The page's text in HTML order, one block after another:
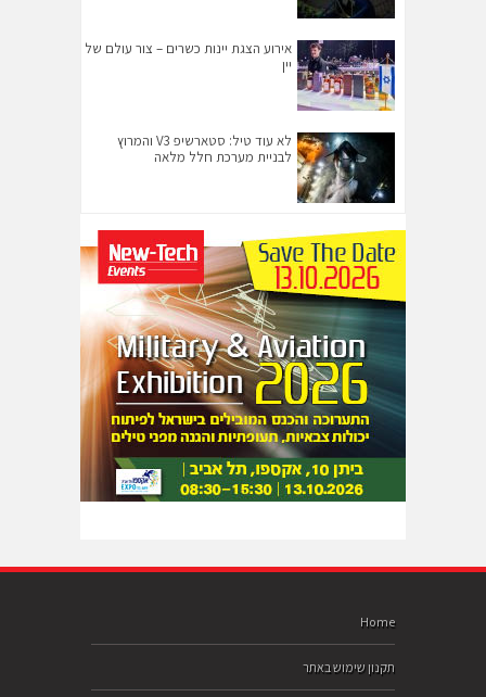
אירוע הצגת יינות כשרים – צור עולם של
יין
לא עוד טיל: סטארשיפ V3 והמרוץ
לבניית מערכת חלל מלאה
Home
תקנון שימוש באתר